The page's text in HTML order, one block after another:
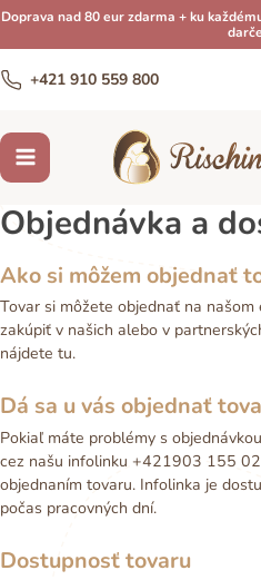
Doprava nad 80 eur zdarma + ku
+421 910 559 800
Objednávka a
Ako si môžem objednať
Tovar si môžete objednať na našom
zakúpiť v našich alebo v
nájdete tu.
Dá sa u vás objednať
Pokiaľ máte problémy s
cez našu infolinku +421903 155
objednaním tovaru. Infolinka je
počas pracovných dní.
Dostupnosť tovaru